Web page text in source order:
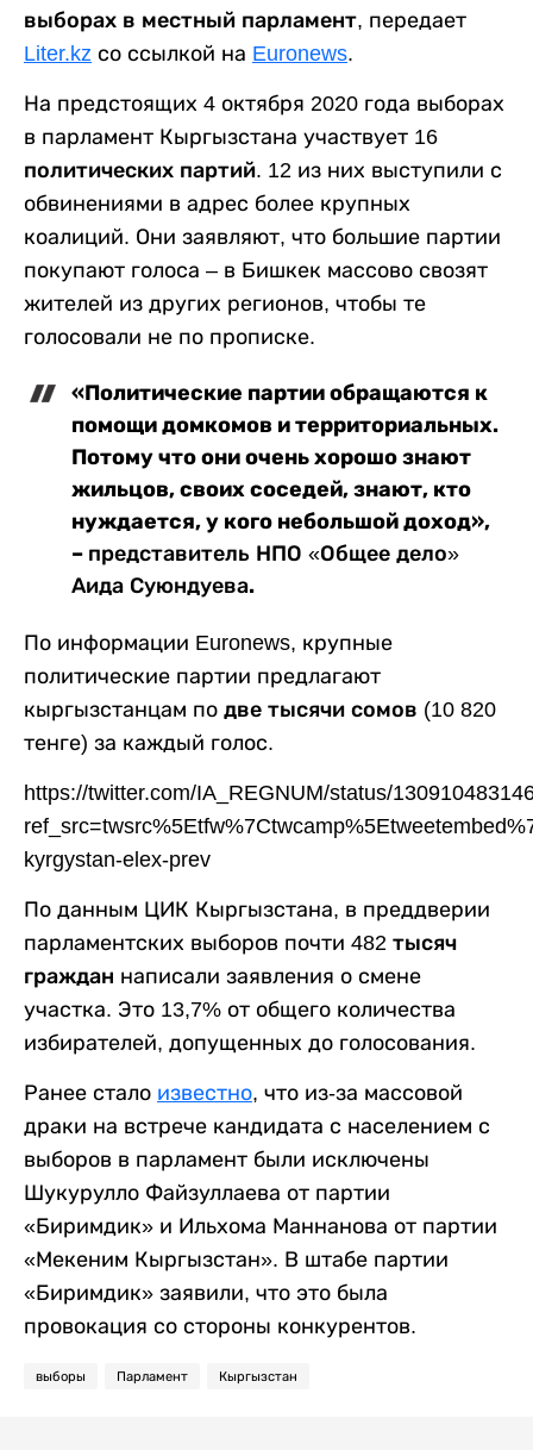
выборах в местный парламент, передает
Liter.kz со ссылкой на Euronews.
На предстоящих 4 октября 2020 года выборах
в парламент Кыргызстана участвует 16
политических партий. 12 из них выступили с
обвинениями в адрес более крупных
коалиций. Они заявляют, что большие партии
покупают голоса – в Бишкек массово свозят
жителей из других регионов, чтобы те
голосовали не по прописке.
«Политические партии обращаются к
помощи домкомов и территориальных.
Потому что они очень хорошо знают
жильцов, своих соседей, знают, кто
нуждается, у кого небольшой доход»,
– представитель НПО «Общее дело»
Аида Суюндуева.
По информации Euronews, крупные
политические партии предлагают
кыргызстанцам по две тысячи сомов (10 820
тенге) за каждый голос.
https://twitter.com/IA_REGNUM/status/
kyrgystan-elex-prev
По данным ЦИК Кыргызстана, в преддверии
парламентских выборов почти 482 тысяч
граждан написали заявления о смене
участка. Это 13,7% от общего количества
избирателей, допущенных до голосования.
Ранее стало известно, что из-за массовой
драки на встрече кандидата с населением с
выборов в парламент были исключены
Шукурулло Файзуллаева от партии
«Биримдик» и Ильхома Маннанова от партии
«Мекеним Кыргызстан». В штабе партии
«Биримдик» заявили, что это была
провокация со стороны конкурентов.
выборы Парламент Кыргызстан